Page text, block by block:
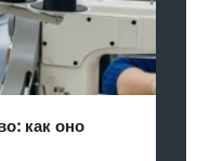
как оно